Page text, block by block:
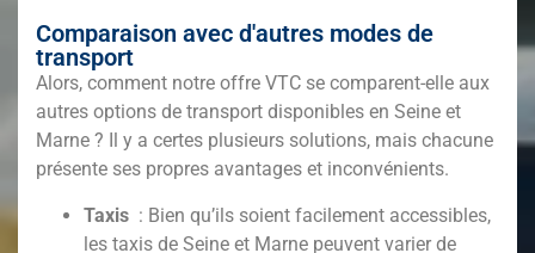
Comparaison avec d'autres modes de
transport
Alors, comment notre offre VTC se comparent-elle aux
autres options de transport disponibles en Seine et
Marne ? Il y a certes plusieurs solutions, mais chacune
présente ses propres avantages et inconvénients.
Taxis : Bien qu’ils soient facilement accessibles,
les taxis de Seine et Marne peuvent varier de